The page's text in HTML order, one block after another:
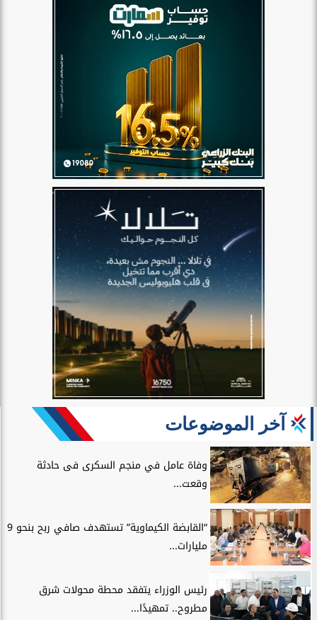
آخر الموضوعات
وفاة عامل في منجم السكرى فى حادثة
وقعت...
“القابضة الكيماوية” تستهدف صافي ربح بنحو 9
مليارات...
رئيس الوزراء يتفقد محطة محولات شرق
مطروح.. تمهيدًا...